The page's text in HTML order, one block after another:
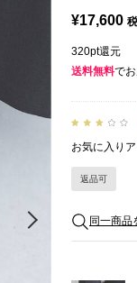
¥17,600
320pt還元
送料無料で
お気に入り
返品可
同一商品